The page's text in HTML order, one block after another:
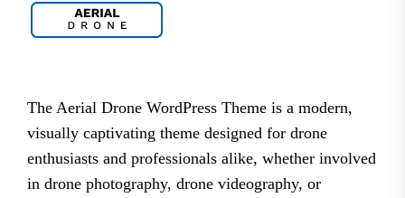
The Aerial Drone WordPress Theme is a modern,
visually captivating theme designed for drone
enthusiasts and professionals alike, whether involved
in drone photography, drone videography, or